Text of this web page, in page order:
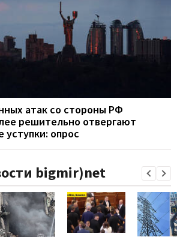
атак со стороны РФ
решительно отвергают
опрос
bigmir)net